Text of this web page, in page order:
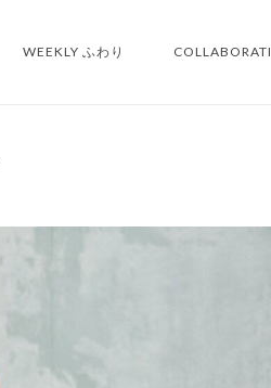
WEEKLY ふわり